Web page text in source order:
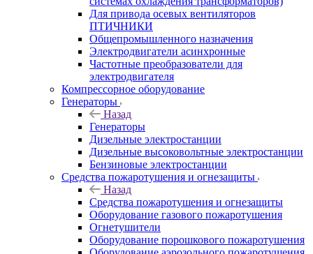
Для привода осевых вентиляторов
ПТИЧНИКИ
Общепромышленного назначения
Электродвигатели асинхронные
Частотные преобразователи для
электродвигателя
Компрессорное оборудование
Генераторы
Назад
Генераторы
Дизельные электростанции
Дизельные высоковольтные электростанции
Бензиновые электростанции
Средства пожаротушения и огнезащиты
Назад
Средства пожаротушения и огнезащиты
Оборудование газового пожаротушения
Огнетушители
Оборудование порошкового пожаротушения